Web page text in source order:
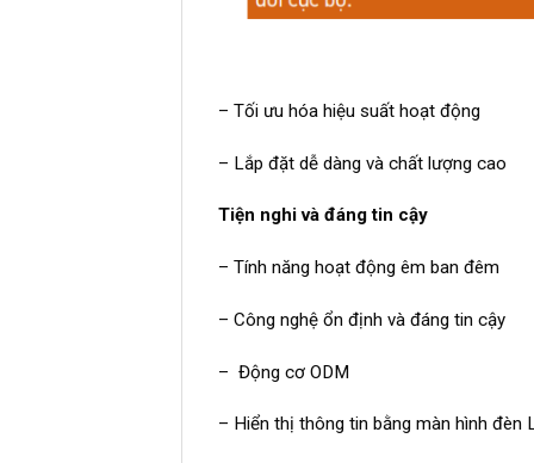
– Tối ưu hóa hiệu suất hoạt động
– Lắp đặt dễ dàng và chất lượng cao
Tiện nghi và đáng tin cậy
– Tính năng hoạt động êm ban đêm
– Công nghệ ổn định và đáng tin cậy
– Động cơ ODM
– Hiển thị thông tin bằng màn hình đèn